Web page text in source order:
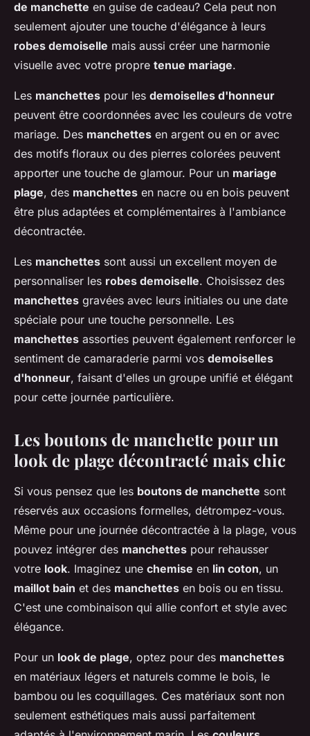
de manchette en guise de cadeau? Cela peut non
seulement ajouter une touche d'élégance à leurs
robes demoiselle mais aussi créer une harmonie
visuelle avec votre propre tenue mariage.
Les manchettes pour les demoiselles d'honneur
peuvent être coordonnées avec les couleurs de votre
mariage. Des manchettes en argent ou en or avec
des motifs floraux ou des pierres colorées peuvent
apporter une touche de glamour. Pour un mariage
plage, des manchettes en nacre ou en bois peuvent
être plus adaptées et complémentaires à l'ambiance
décontractée.
Les manchettes sont aussi un excellent moyen de
personnaliser les robes demoiselle. Choisissez des
manchettes gravées avec leurs initiales ou une date
spéciale pour une touche personnelle. Les
manchettes assorties peuvent également renforcer le
sentiment de camaraderie parmi vos demoiselles
d'honneur, faisant d'elles un groupe unifié et élégant
pour cette journée particulière.
Les boutons de manchette pour un
look de plage décontracté mais chic
Si vous pensez que les boutons de manchette sont
réservés aux occasions formelles, détrompez-vous.
Même pour une journée décontractée à la plage, vous
pouvez intégrer des manchettes pour rehausser
votre look. Imaginez une chemise en lin coton, un
maillot bain et des manchettes en bois ou en tissu.
C'est une combinaison qui allie confort et style avec
élégance.
Pour un look de plage, optez pour des manchettes
en matériaux légers et naturels comme le bois, le
bambou ou les coquillages. Ces matériaux sont non
seulement esthétiques mais aussi parfaitement